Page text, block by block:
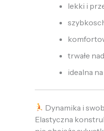
lekki i
trwałe
idealna
Dynamika i
Elastyczna